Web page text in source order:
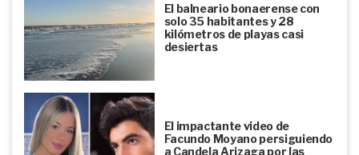
El balneario bonaerense con
solo 35 habitantes y 28
kilómetros de playas casi
desiertas
El impactante video de
Facundo Moyano persiguiendo
a Candela Arizaga por las